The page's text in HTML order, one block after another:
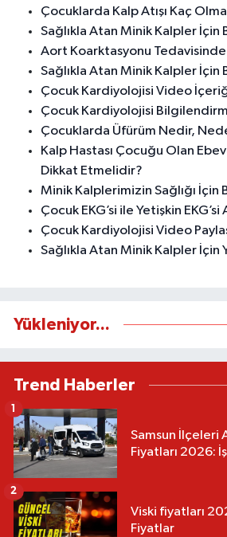
Çocuklarda Kalp Atışı Kaç
Sağlıkla Atan Minik Kalpler İçin
Aort Koarktasyonu
Sağlıkla Atan Minik Kalpler İçin
Çocuk Kardiyolojisi Video
Çocuk Kardiyolojisi
Çocuklarda Üfürüm Nedir,
Kalp Hastası Çocuğu Olan
Dikkat Etmelidir?
Minik Kalplerimizin Sağlığı İçin
Çocuk EKG’si ile Yetişkin EKG’si
Çocuk Kardiyolojisi Video
Sağlıkla Atan Minik Kalpler İçin
Yükleniyor...
Trend Haberler
Samsun İlçeleri
Fiyatları 2026:
1
Viski fiyatları
Fiyatlar
2